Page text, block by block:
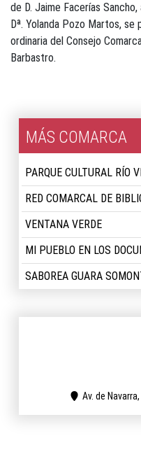
de D. Jaime Facerías
Dª. Yolanda Pozo Martos,
ordinaria del Consejo
Barbastro.
MÁS COMARCA
PARQUE CULTURAL RÍO
RED COMARCAL DE
VENTANA VERDE
MI PUEBLO EN LOS
SABOREA GUARA
Av. de